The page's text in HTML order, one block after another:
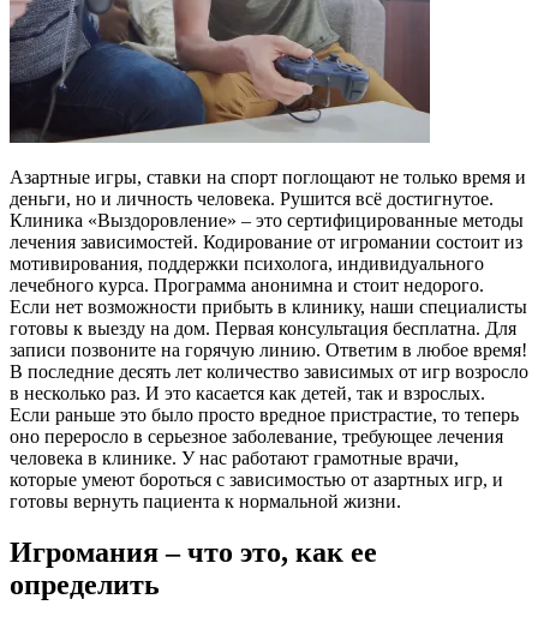
Азартные игры, ставки на спорт поглощают не только время и
деньги, но и личность человека. Рушится всё достигнутое.
Клиника «Выздоровление» – это сертифицированные методы
лечения зависимостей. Кодирование от игромании состоит из
мотивирования, поддержки психолога, индивидуального
лечебного курса. Программа анонимна и стоит недорого.
Если нет возможности прибыть в клинику, наши специалисты
готовы к выезду на дом. Первая консультация бесплатна. Для
записи позвоните на горячую линию. Ответим в любое время!
В последние десять лет количество зависимых от игр возросло
в несколько раз. И это касается как детей, так и взрослых.
Если раньше это было просто вредное пристрастие, то теперь
оно переросло в серьезное заболевание, требующее лечения
человека в клинике. У нас работают грамотные врачи,
которые умеют бороться с зависимостью от азартных игр, и
готовы вернуть пациента к нормальной жизни.
Игромания – что это, как ее
определить